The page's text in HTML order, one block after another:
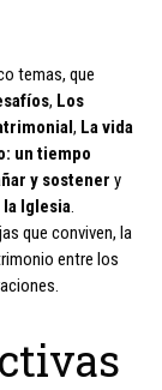
temas, que
, Los
, La vida
un tiempo
y sostener y
Iglesia.
que conviven, la
entre los